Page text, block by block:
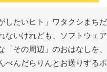
したいヒト」ワタクシまちだ
ないけれども、ソフトウェア
その周辺」のおはなしを、
べんだらりんとお送りするポ